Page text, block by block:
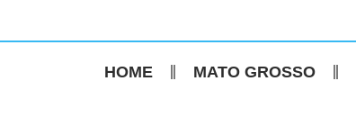
HOME MATO GROSSO